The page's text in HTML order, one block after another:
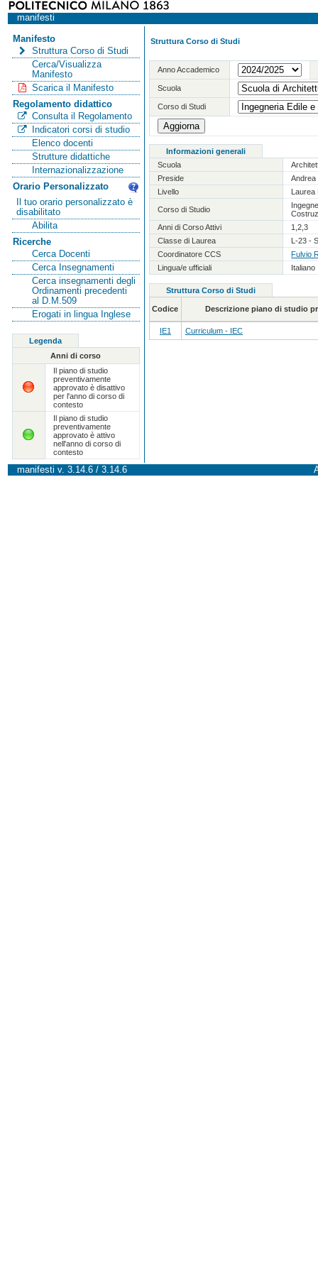
manifesti
Manifesto
Struttura Corso di Studi
Cerca/Visualizza
Manifesto
Scarica il Manifesto
Regolamento didattico
Consulta il Regolamento
Indicatori corsi di studio
Elenco docenti
Strutture didattiche
Internazionalizzazione
Orario Personalizzato
Il tuo orario personalizzato è
disabilitato
Abilita
Ricerche
Cerca Docenti
Cerca Insegnamenti
Cerca insegnamenti degli
Ordinamenti precedenti
al D.M.509
Erogati in lingua Inglese
Legenda
Anni di corso
Il piano di studio
preventivamente
approvato è disattivo
per l'anno di corso di
contesto
Il piano di studio
preventivamente
approvato è attivo
nell'anno di corso di
contesto
Struttura Corso di Studi
Anno Accademico
Scuola
Corso di Studi
Informazioni generali
Scuola
Preside
Andrea
Livello
Laurea
Corso di Studio
Anni di Corso Attivi
1,2,3
Classe di Laurea
L-23 -
Coordinatore CCS
Fulvio
Lingua/e ufficiali
Italiano
Struttura Corso di Studi
Codice Descrizione piano di studio
IE1 Curriculum - IEC
manifesti v. 3.14.6 / 3.14.6